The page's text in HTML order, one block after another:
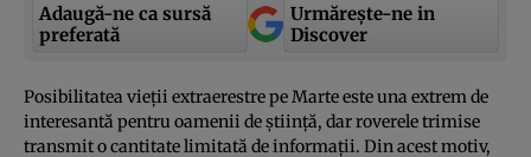
Adaugă-ne ca sursă
preferată
Urmărește-ne in
Discover
Posibilitatea vieţii extraerestre pe Marte este una extrem de
interesantă pentru oamenii de ştiinţă, dar roverele trimise
transmit o cantitate limitată de informaţii. Din acest motiv,